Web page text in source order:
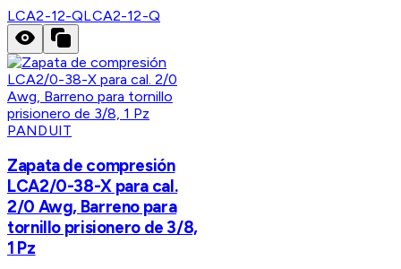
LCA2-12-QLCA2-12-Q
PANDUIT
Zapata de compresión
LCA2/0-38-X para cal.
2/0 Awg, Barreno para
tornillo prisionero de 3/8,
1 Pz